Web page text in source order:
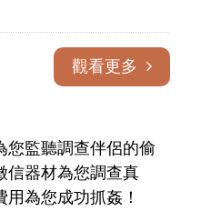
觀看更多
您監聽調查伴侶的偷
信器材為您調查真
為您成功抓姦！